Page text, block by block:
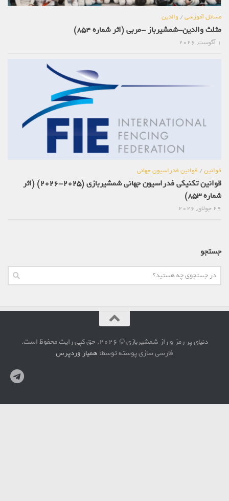
مسائل آموزشی/والدین
مثلث والدین-شمشیرباز -مربی (اثر شماره 854)
قوانین/قوانین فدراسیون جهانی
قوانین تکنیکی فدراسیون جهانی شمشیربازی (2025-2026) (اثر
شماره 853)
جستجو
دنیای پر رمز و راز شمشیربازی © 2026. حق کپی رایت محفوظ است.
فارسی سازی پوسته توسط:همیار وردپرس